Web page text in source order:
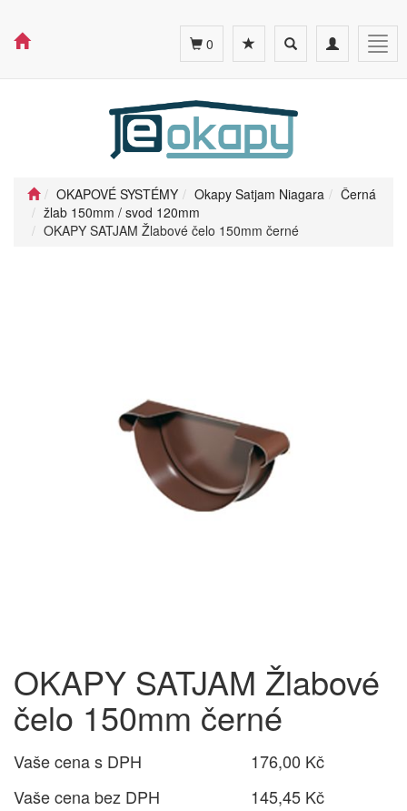
Toggle
navigation
Toggle
search
0
OKAPOVÉ SYSTÉMY Okapy Satjam Niagara
Černá
žlab 150mm / svod 120mm
OKAPY SATJAM Žlabové čelo 150mm černé
OKAPY SATJAM Žlabové
čelo 150mm černé
Vaše cena s DPH
176,00 Kč
Vaše cena bez DPH
145,45 Kč